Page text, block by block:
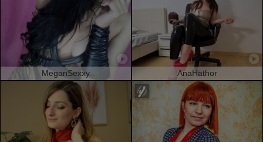
MeganSexxy AnaHathor